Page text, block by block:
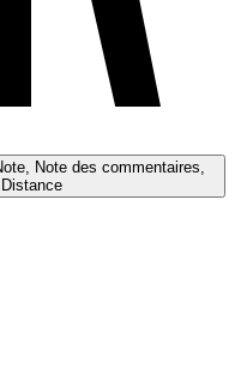
Note des commentaires,